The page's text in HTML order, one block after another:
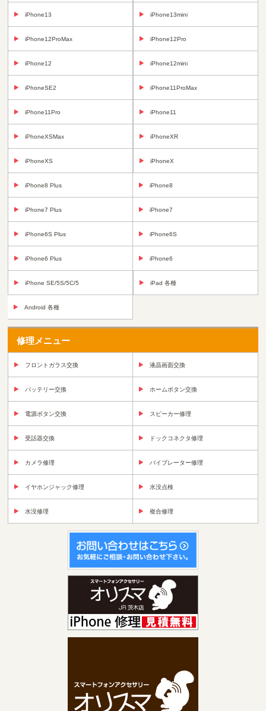
iPhone13 iPhone13mini
iPhone12ProMax iPhone12Pro
iPhone12 iPhone12mini
iPhoneSE2 iPhone11ProMax
iPhone11Pro iPhone11
iPhoneXSMax iPhoneXR
iPhoneXS iPhoneX
iPhone8 Plus iPhone8
iPhone7 Plus iPhone7
iPhone6S Plus iPhone6S
iPhone6 Plus iPhone6
iPhone SE/5S/5C/5 iPad 各種
Android 各種
修理メニュー
フロントガラス交換 液晶画面交換
バッテリー交換 ホームボタン交換
電源ボタン交換 スピーカー修理
受話器交換 ドックコネクタ修理
カメラ修理 バイブレーター修理
イヤホンジャック修理 水没点検
水没修理 複合修理